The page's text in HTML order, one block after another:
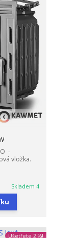
-
vložka.
Skladem 4
Ušetřete 2 %!